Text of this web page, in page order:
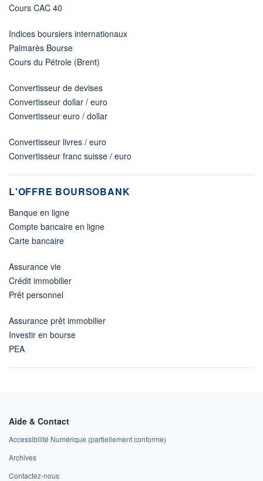
Cours CAC 40
Indices boursiers internationaux
Palmarès Bourse
Cours du Pétrole (Brent)
Convertisseur de devises
Convertisseur dollar / euro
Convertisseur euro / dollar
Convertisseur livres / euro
Convertisseur franc suisse / euro
L'OFFRE BOURSOBANK
Banque en ligne
Compte bancaire en ligne
Carte bancaire
Assurance vie
Crédit immobilier
Prêt personnel
Assurance prêt immobilier
Investir en bourse
PEA
Aide & Contact
Accessibilité Numérique (partiellement conforme)
Archives
Contactez-nous